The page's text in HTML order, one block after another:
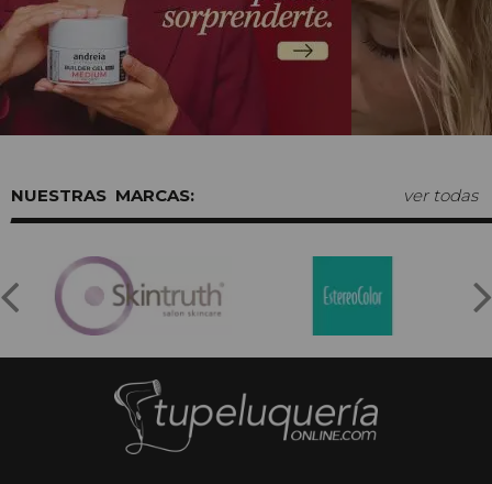
MARCAS: ver todas